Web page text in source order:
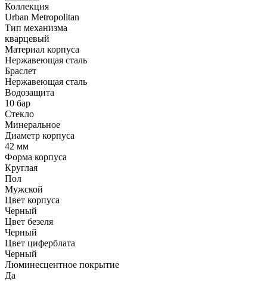
Коллекция
Urban Metropolitan
Тип механизма
кварцевый
Материал корпуса
Нержавеющая сталь
Браслет
Нержавеющая сталь
Водозащита
10 бар
Стекло
Минеральное
Диаметр корпуса
42 мм
Форма корпуса
Круглая
Пол
Мужской
Цвет корпуса
Черный
Цвет безеля
Черный
Цвет циферблата
Черный
Люминесцентное покрытие
Да